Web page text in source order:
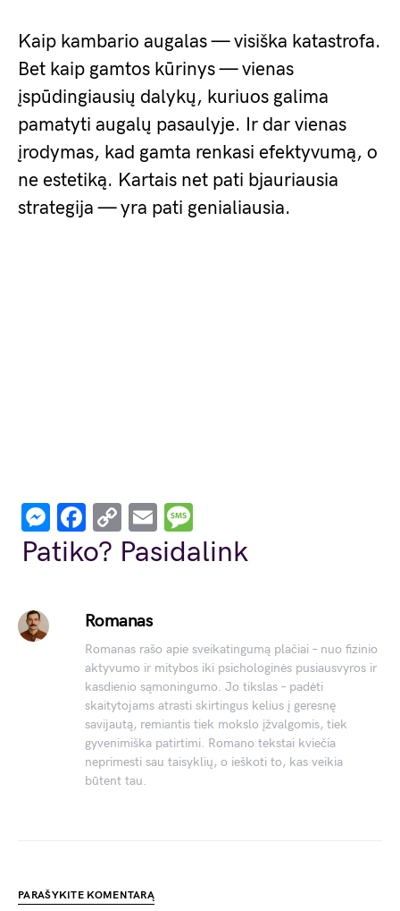
Kaip kambario augalas — visiška katastrofa.
Bet kaip gamtos kūrinys — vienas
įspūdingiausių dalykų, kuriuos galima
pamatyti augalų pasaulyje. Ir dar vienas
įrodymas, kad gamta renkasi efektyvumą, o
ne estetiką. Kartais net pati bjauriausia
strategija — yra pati genialiausia.
Messenger
Facebook
Copy
Link
Email
Patiko? Pasidalink
Romanas
Romanas rašo apie sveikatingumą plačiai – nuo fizinio
aktyvumo ir mitybos iki psichologinės pusiausvyros ir
kasdienio sąmoningumo. Jo tikslas – padėti
skaitytojams atrasti skirtingus kelius į geresnę
savijautą, remiantis tiek mokslo įžvalgomis, tiek
gyvenimiška patirtimi. Romano tekstai kviečia
neprimesti sau taisyklių, o ieškoti to, kas veikia
būtent tau.
PARAŠYKITE KOMENTARĄ